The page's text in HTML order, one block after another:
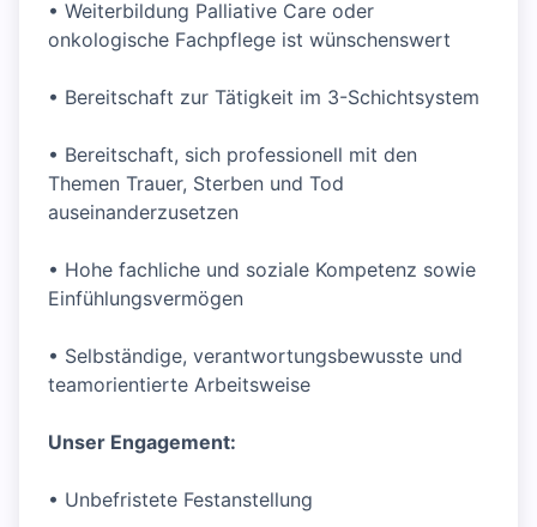
• Weiterbildung Palliative Care oder
onkologische Fachpflege ist wünschenswert
• Bereitschaft zur Tätigkeit im 3-Schichtsystem
• Bereitschaft, sich professionell mit den
Themen Trauer, Sterben und Tod
auseinanderzusetzen
• Hohe fachliche und soziale Kompetenz sowie
Einfühlungsvermögen
• Selbständige, verantwortungsbewusste und
teamorientierte Arbeitsweise
Unser Engagement:
• Unbefristete Festanstellung